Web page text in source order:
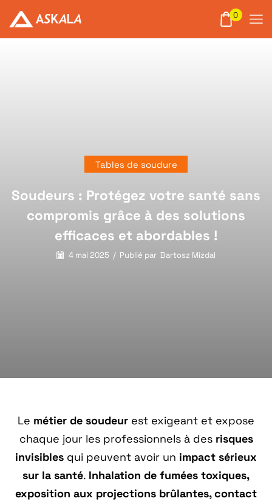
0
Tables de soudure
Soudeurs : Protégez votre santé sans
compromis grâce à des solutions
efficaces et abordables !
4 mai 2025 / Publié par Bartosz Mizdal
Le métier de soudeur est exigeant et expose
chaque jour les professionnels à des risques
invisibles qui peuvent avoir un impact sérieux
sur la santé. Inhalation de fumées toxiques,
exposition aux projections brûlantes, contact